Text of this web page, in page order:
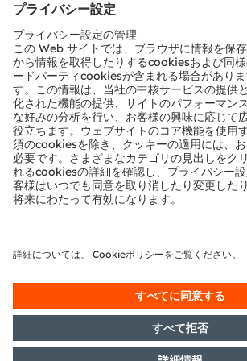
お問い合わせ
テクニカルサポート
パートナーネットワーク
通報
© 2026 ams-OSRAM AG. All rights reserved.
プライバシーポリシー 利用規約 取引条件
AI利用ポリシー